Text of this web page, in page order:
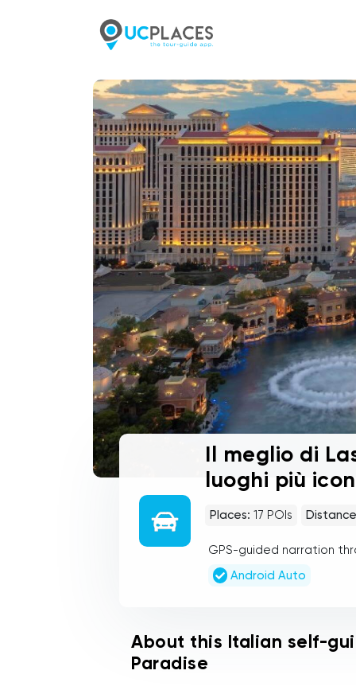
Il meglio di
luoghi più
Places: 17 POIs
GPS-guided narration
Android Auto
About this Italian self-
Paradise